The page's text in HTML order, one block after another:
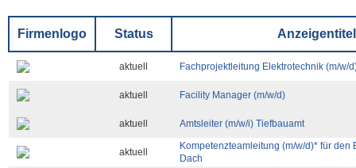
Firmenlogo Status Anzeigentitel
aktuell Fachprojektleitung Elektrotechnik (m/w/
aktuell Facility Manager (m/w/d)
aktuell Amtsleiter (m/w/i) Tiefbauamt
aktuell
Kompetenzteamleitung (m/w/d)* für den
Dach